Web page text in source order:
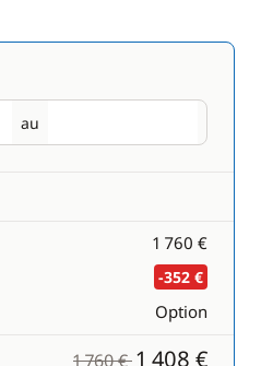
au
Retour
1 760 €
-352 €
Option
1 760 €1 408 €